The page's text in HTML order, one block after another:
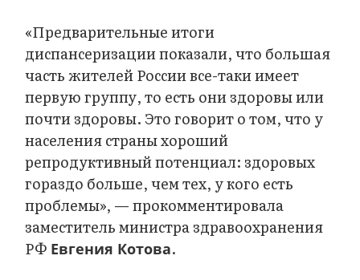
«Предварительные итоги
диспансеризации показали, что большая
часть жителей России все-таки имеет
первую группу, то есть они здоровы или
почти здоровы. Это говорит о том, что у
населения страны хороший
репродуктивный потенциал: здоровых
гораздо больше, чем тех, у кого есть
проблемы», — прокомментировала
заместитель министра здравоохранения
РФ Евгения Котова.